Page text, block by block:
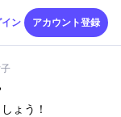
イン アカウント登録
ょう！